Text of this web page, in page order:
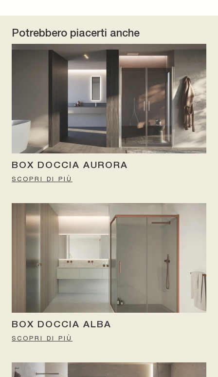
Potrebbero piacerti anche
BOX DOCCIA AURORA
SCOPRI DI PIÙ
BOX DOCCIA ALBA
SCOPRI DI PIÙ